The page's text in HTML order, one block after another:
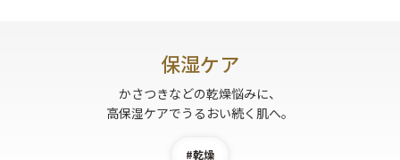
保湿ケア
かさつきなどの乾燥悩みに、
高保湿ケアでうるおい続く肌へ。
#乾燥